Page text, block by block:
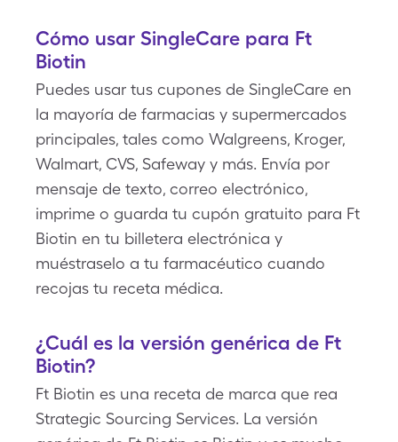
Cómo usar SingleCare para Ft
Biotin
Puedes usar tus cupones de SingleCare en
la mayoría de farmacias y supermercados
principales, tales como Walgreens, Kroger,
Walmart, CVS, Safeway y más. Envía por
mensaje de texto, correo electrónico,
imprime o guarda tu cupón gratuito para Ft
Biotin en tu billetera electrónica y
muéstraselo a tu farmacéutico cuando
recojas tu receta médica.
¿Cuál es la versión genérica de Ft
Biotin?
Ft Biotin es una receta de marca que rea
Strategic Sourcing Services. La versión